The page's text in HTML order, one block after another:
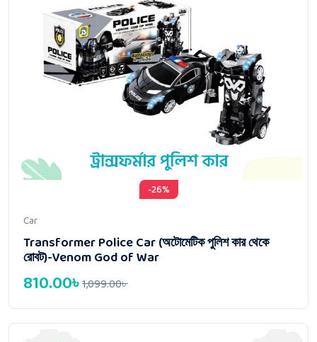
-26%
Car
Transformer Police Car (অটোমেটিক পুলিশ কার থেকে
রোবট)-Venom God of War
1,099.00৳
810.00৳